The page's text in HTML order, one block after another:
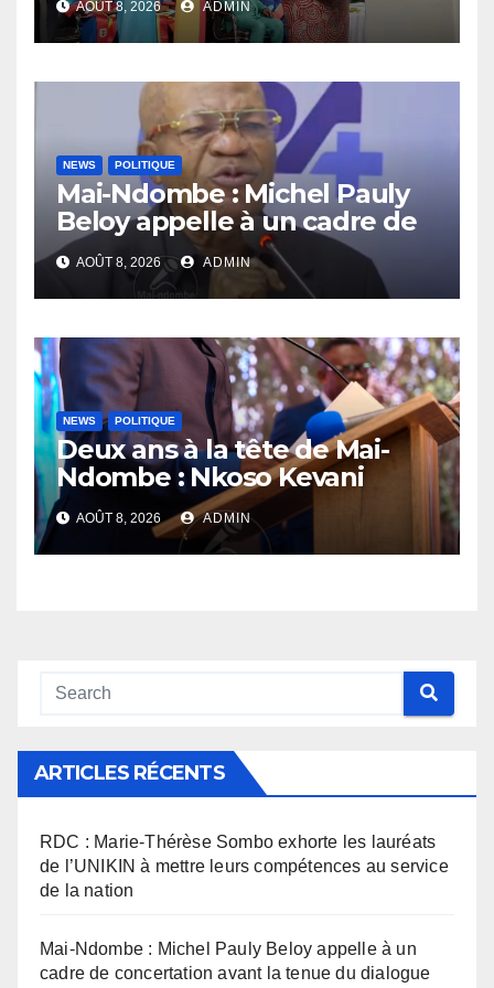
compétences au service de
la nation
AOÛT 8, 2026 ADMIN
NEWS POLITIQUE
Mai-Ndombe : Michel Pauly
Beloy appelle à un cadre de
concertation avant la tenue
du dialogue inclusif
AOÛT 8, 2026 ADMIN
NEWS POLITIQUE
Deux ans à la tête de Mai-
Ndombe : Nkoso Kevani
défend son bilan et fait de la
sécurité sa priorité
AOÛT 8, 2026 ADMIN
ARTICLES RÉCENTS
RDC : Marie-Thérèse Sombo exhorte les lauréats
de l’UNIKIN à mettre leurs compétences au service
de la nation
Mai-Ndombe : Michel Pauly Beloy appelle à un
cadre de concertation avant la tenue du dialogue